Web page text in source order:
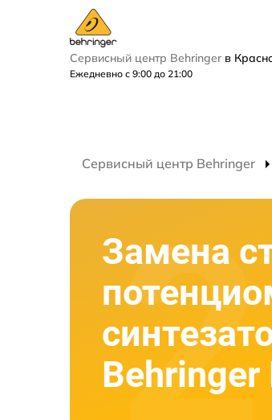
Сервисный центр Behringer в
Ежедневно с 9:00 до 21:00
Сервисный центр Behringer
Замена
Behringer